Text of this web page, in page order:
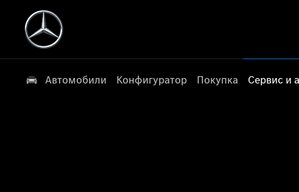
Автомобили Конфигуратор Покупка Сервис и